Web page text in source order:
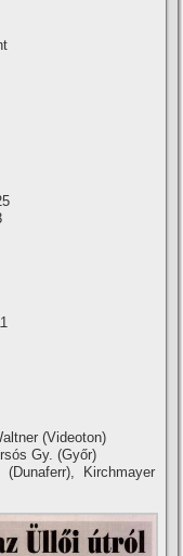
(Videoton)
Gy. (Győr)
Kirchmayer